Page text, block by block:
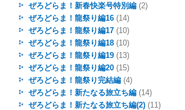
ぜろどらま！新春快楽号特別編(2)
ぜろどらま！龍祭り編16(14)
ぜろどらま！龍祭り編17(10)
ぜろどらま！龍祭り編18(10)
ぜろどらま！龍祭り編19(13)
ぜろどらま！龍祭り編20(15)
ぜろどらま！龍祭り完結編(4)
ぜろどらま！新たなる旅立ち編(14)
ぜろどらま！新たなる旅立ち編(2)(11)